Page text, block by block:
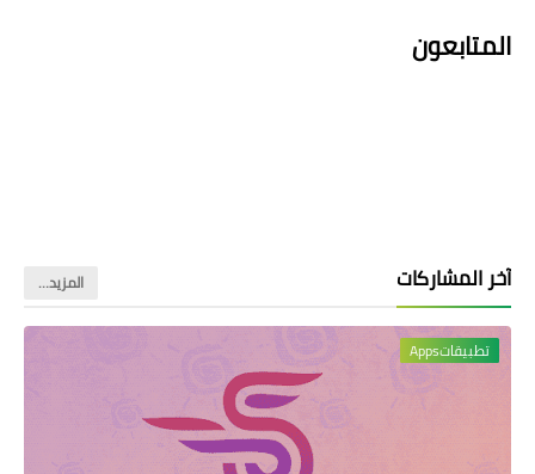
المتابعون
آخر المشاركات ‏المزيد…
تطبيقاتApps